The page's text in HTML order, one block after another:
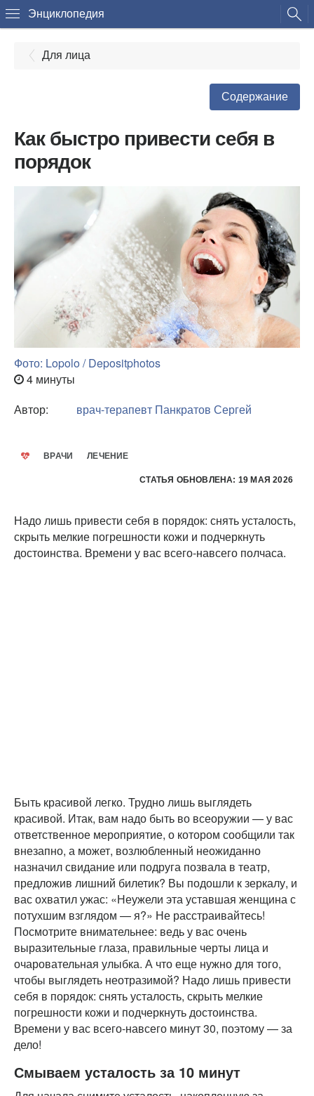
Энциклопедия
Для лица
Содержание
Как быстро привести себя в
порядок
Фото: Lopolo / Depositphotos
4 минуты
Автор:
врач-терапевт Панкратов Сергей
ВРАЧИ ЛЕЧЕНИЕ
СТАТЬЯ ОБНОВЛЕНА: 19 МАЯ 2026
Надо лишь привести себя в порядок: снять усталость,
скрыть мелкие погрешности кожи и подчеркнуть
достоинства. Времени у вас всего-навсего полчаса.
Быть красивой легко. Трудно лишь выглядеть
красивой. Итак, вам надо быть во всеоружии — у вас
ответственное мероприятие, о котором сообщили так
внезапно, а может, возлюбленный неожиданно
назначил свидание или подруга позвала в театр,
предложив лишний билетик? Вы подошли к зеркалу, и
вас охватил ужас: «Неужели эта уставшая женщина с
потухшим взглядом — я?» Не расстраивайтесь!
Посмотрите внимательнее: ведь у вас очень
выразительные глаза, правильные черты лица и
очаровательная улыбка. А что еще нужно для того,
чтобы выглядеть неотразимой? Надо лишь привести
себя в порядок: снять усталость, скрыть мелкие
погрешности кожи и подчеркнуть достоинства.
Времени у вас всего-навсего минут 30, поэтому — за
дело!
Смываем усталость за 10 минут